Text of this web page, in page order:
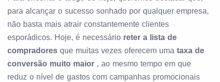
para alcançar o sucesso sonhado por qualquer empresa,
não basta mais atrair constantemente clientes
esporádicos. Hoje, é necessário reter a lista de
compradores que muitas vezes oferecem uma taxa de
conversão muito maior , ao mesmo tempo em que
reduz o nível de gastos com campanhas promocionais